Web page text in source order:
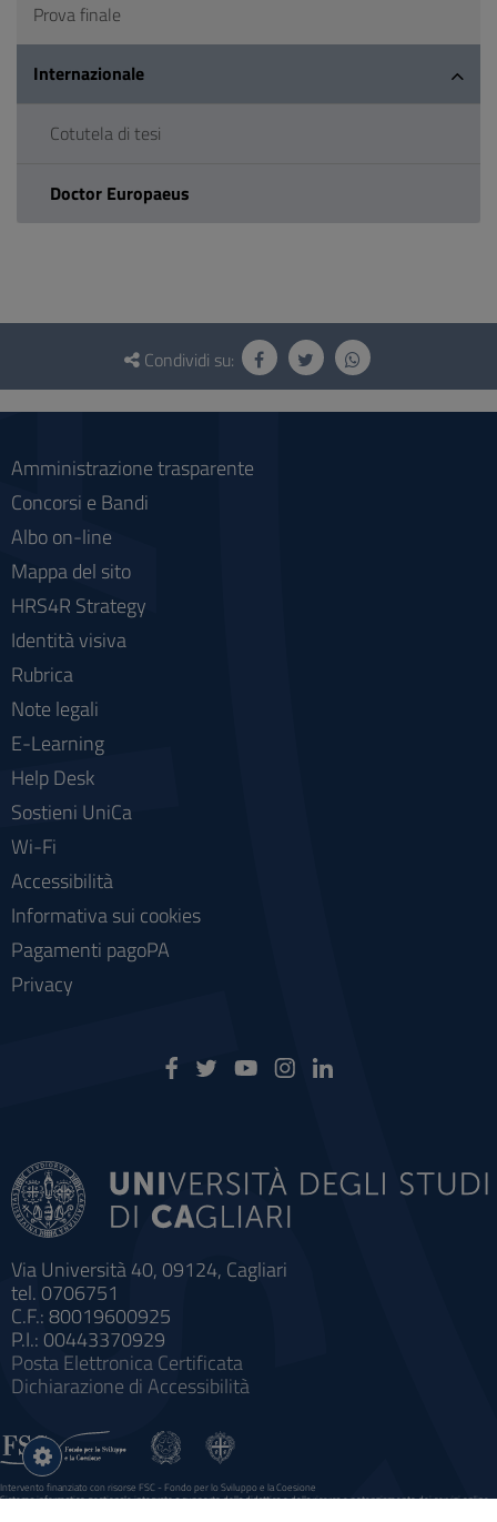
Prova finale
Internazionale
Cotutela di tesi
Doctor Europaeus
Questionario
social
Condividi su:
Via Università 40, 09124, Cagliari
tel. 0706751
C.F.: 80019600925
P.I.: 00443370929
Posta Elettronica Certificata
Dichiarazione di Accessibilità
Amministrazione trasparente
Concorsi e Bandi
Albo on-line
Mappa del sito
HRS4R Strategy
Identità visiva
Rubrica
Note legali
E-Learning
Help Desk
Sostieni UniCa
Wi-Fi
Accessibilità
Informativa sui cookies
Pagamenti pagoPA
Privacy
Intervento finanziato con risorse FSC - Fondo per lo Sviluppo e la Coesione
Sistema informatico gestionale integrato a supporto della didattica e della ricerca e potenziamento dei servizi online
Impostazioni
cookie